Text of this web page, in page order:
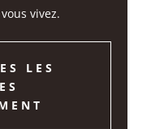
vivez.
LES